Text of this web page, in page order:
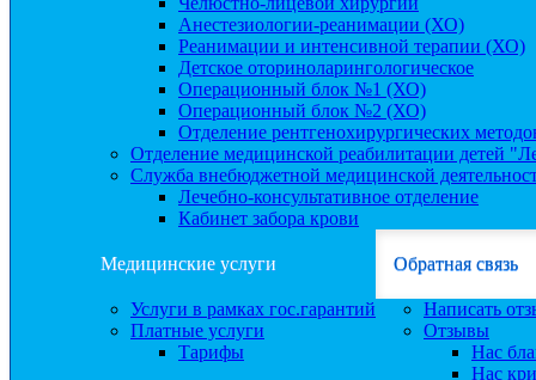
Анестезиологии-реанимации (ХО)
Реанимации и интенсивной терапии (ХО)
Детское оториноларингологическое
Операционный блок №1 (ХО)
Операционный блок №2 (ХО)
Отделение рентгенохирургических
Отделение медицинской реабилитации детей
Служба внебюджетной медицинской
Лечебно-консультативное отделение
Кабинет забора крови
Медицинские услуги
Услуги в рамках гос.гарантий
Платные услуги
Тарифы
Обратная связь
Написать
Отзывы
Нас
Нас